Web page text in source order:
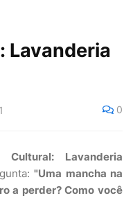
Lavanderia
0
Cultural: Lavanderia
"Uma mancha na
a perder? Como você